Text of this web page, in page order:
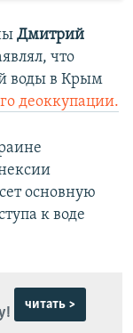
Дмитрий
что
воды в Крым
деоккупации.
основную
к воде
читать >